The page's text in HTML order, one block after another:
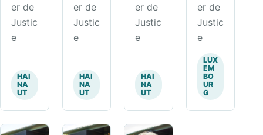
er de
Justic
e
HAI
NA
UT
er de
Justic
e
HAI
NA
UT
er de
Justic
e
HAI
NA
UT
er de
Justic
e
LUX
EM
BO
UR
G